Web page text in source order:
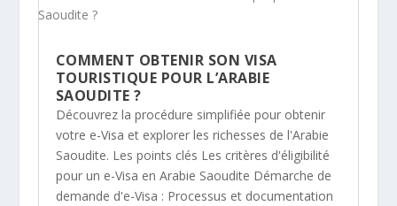
COMMENT OBTENIR SON VISA
TOURISTIQUE POUR L’ARABIE
SAOUDITE ?
Découvrez la procédure simplifiée pour obtenir
votre e-Visa et explorer les richesses de l'Arabie
Saoudite. Les points clés Les critères d'éligibilité
pour un e-Visa en Arabie Saoudite Démarche de
demande d'e-Visa : Processus et documentation